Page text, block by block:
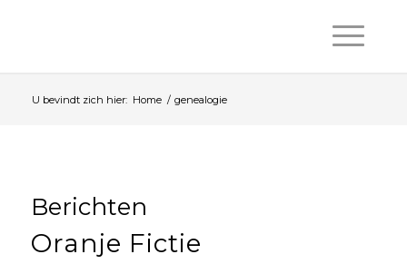
U bevindt zich hier: Home / genealogie
Berichten
Oranje Fictie